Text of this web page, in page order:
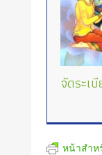
จัดระเ
หน้าสำ